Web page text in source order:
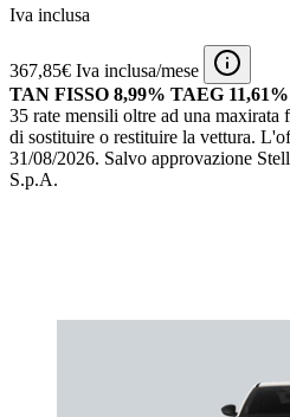
Iva inclusa
367,85€ Iva inclusa/mese
TAN FISSO 8,99% TAEG 11,61%
35 rate mensili oltre ad una
di sostituire o restituire la vettura.
31/08/2026. Salvo approvazione
S.p.A.